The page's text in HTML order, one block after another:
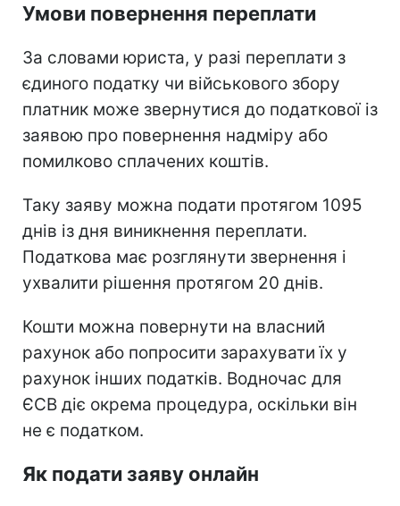
Умови повернення переплати
За словами юриста, у разі переплати з
єдиного податку чи військового збору
платник може звернутися до податкової із
заявою про повернення надміру або
помилково сплачених коштів.
Таку заяву можна подати протягом 1095
днів із дня виникнення переплати.
Податкова має розглянути звернення і
ухвалити рішення протягом 20 днів.
Кошти можна повернути на власний
рахунок або попросити зарахувати їх у
рахунок інших податків. Водночас для
ЄСВ діє окрема процедура, оскільки він
не є податком.
Як подати заяву онлайн